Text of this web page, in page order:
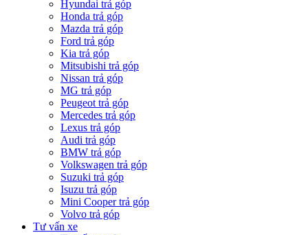
Hyundai trả góp
Honda trả góp
Mazda trả góp
Ford trả góp
Kia trả góp
Mitsubishi trả góp
Nissan trả góp
MG trả góp
Peugeot trả góp
Mercedes trả góp
Lexus trả góp
Audi trả góp
BMW trả góp
Volkswagen trả góp
Suzuki trả góp
Isuzu trả góp
Mini Cooper trả góp
Volvo trả góp
Tư vấn xe